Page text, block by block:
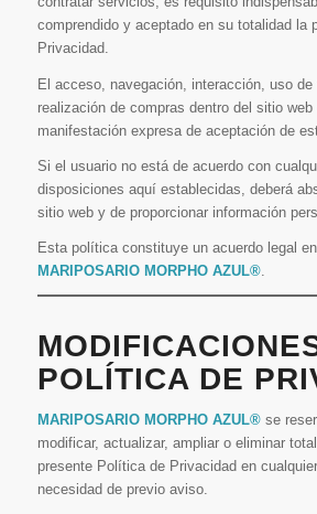
comprendido y aceptado en su totalidad la
Privacidad.
El acceso, navegación, interacción, uso de
realización de compras dentro del sitio
manifestación expresa de aceptación de
Si el usuario no está de acuerdo con
disposiciones aquí establecidas, deberá
sitio web y de proporcionar información
Esta política constituye un acuerdo legal
MARIPOSARIO MORPHO AZUL®.
POLÍTICA DE
MARIPOSARIO MORPHO AZUL®se
modificar, actualizar, ampliar o eliminar
presente Política de Privacidad en
necesidad de previo aviso.